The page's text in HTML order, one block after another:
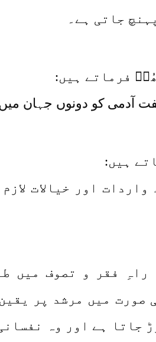
جاتی ہے۔
فرماتے ہیں:
آدمی کو دونوں جہان میں
ہیں:
اور خیالات
راہِ فقر و تصوف میں
صورت میں مرشد پر
جاتا ہے اور وہ